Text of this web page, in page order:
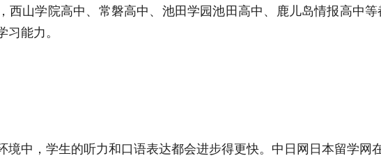
山学院高中、常磐高中、池田学园池田高中、鹿儿岛情报高中
能力。
中，学生的听力和口语表达都会进步得更快。中日网日本留学网